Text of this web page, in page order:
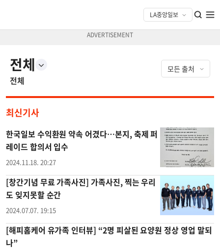
전체
전체
최신기사
한국일보 수익환원 약속 어겼다…본지, 축제 퍼
레이드 합의서 입수
2024.11.18. 20:27
[창간기념 무료 가족사진] 가족사진, 찍는 우리
도 잊지못할 순간
2024.07.07. 19:15
[해피홈케어 유가족 인터뷰] “2명 피살된 요양원 정상 영업 말되
나”